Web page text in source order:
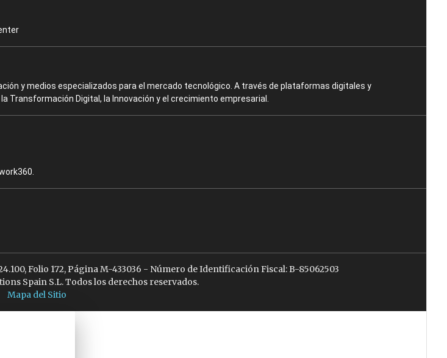
y medios especializados para el mercado tecnológico. A través de plataformas digitales y
Digital, la Innovación y el crecimiento empresarial.
Folio 172, Página M-433036 - Número de Identificación Fiscal: B-85062503
Spain S.L. Todos los derechos reservados.
Mapa del Sitio